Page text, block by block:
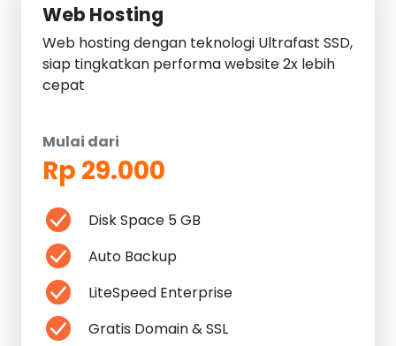
Web Hosting
Web hosting dengan teknologi Ultrafast SSD,
siap tingkatkan performa website 2x lebih
cepat
Mulai dari
Rp 29.000
Disk Space 5 GB
Auto Backup
LiteSpeed Enterprise
Gratis Domain & SSL